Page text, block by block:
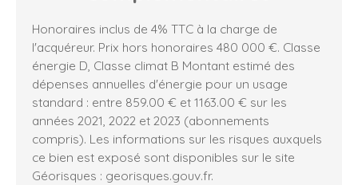
Honoraires inclus de 4% TTC à la charge de
l'acquéreur. Prix hors honoraires 480 000 €. Classe
énergie D, Classe climat B Montant estimé des
dépenses annuelles d'énergie pour un usage
standard : entre 859.00 € et 1163.00 € sur les
années 2021, 2022 et 2023 (abonnements
compris). Les informations sur les risques auxquels
ce bien est exposé sont disponibles sur le site
Géorisques : georisques.gouv.fr.